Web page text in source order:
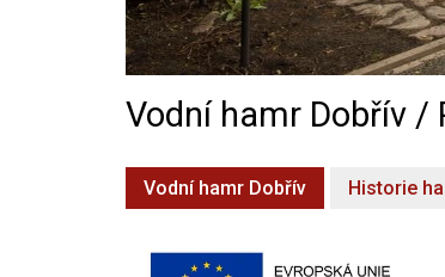
Vodní hamr Dobřív
Vodní hamr Dobřív Historie